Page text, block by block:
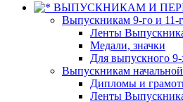
ВЫПУСКНИКАМ И
Выпускникам 9-го и 11-
Ленты
Медали, значки
Для выпускного 9-
Выпускникам
Дипломы и
Ленты